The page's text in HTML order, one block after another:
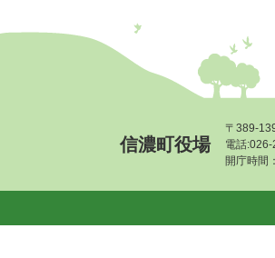
信濃町役場
〒389-
電話
開庁時間